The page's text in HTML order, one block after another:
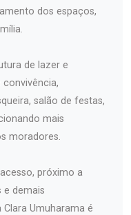
dos espaços,
de lazer e
salão de festas,
mais
moradores.
próximo a
e demais
Umuharama é